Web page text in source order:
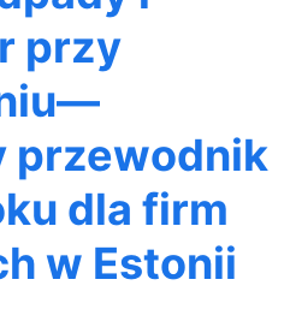
przy
przewodnik
dla firm
w Estonii